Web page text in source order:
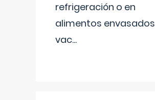
refrigeración o en
alimentos
vac...